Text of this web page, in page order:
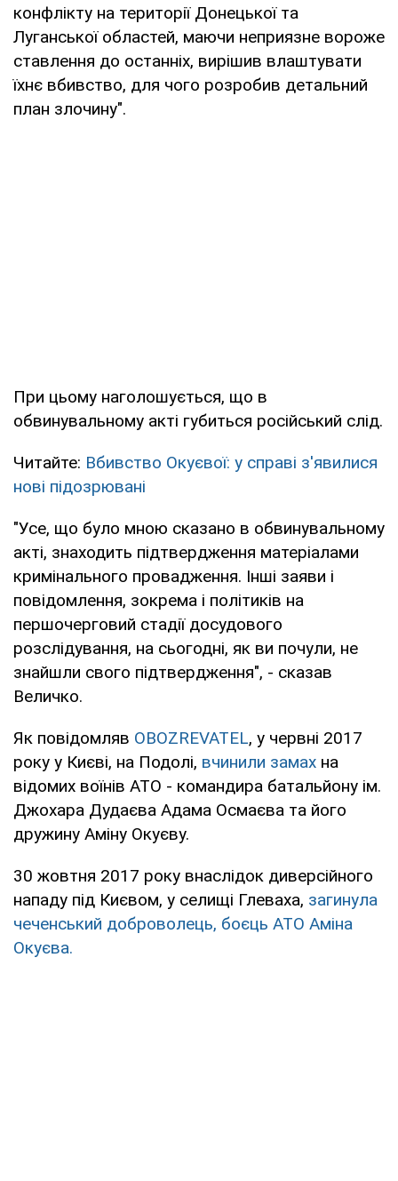
конфлікту на території Донецької та
Луганської областей, маючи неприязне вороже
ставлення до останніх, вирішив влаштувати
їхнє вбивство, для чого розробив детальний
план злочину".
При цьому наголошується, що в
обвинувальному акті губиться російський слід.
Читайте: Вбивство Окуєвої: у справі з'явилися
нові підозрювані
"Усе, що було мною сказано в обвинувальному
акті, знаходить підтвердження матеріалами
кримінального провадження. Інші заяви і
повідомлення, зокрема і політиків на
першочерговий стадії досудового
розслідування, на сьогодні, як ви почули, не
знайшли свого підтвердження", - сказав
Величко.
Як повідомляв OBOZREVATEL, у червні 2017
року у Києві, на Подолі, вчинили замах на
відомих воїнів АТО - командира батальйону ім.
Джохара Дудаєва Адама Осмаєва та його
дружину Аміну Окуєву.
30 жовтня 2017 року внаслідок диверсійного
нападу під Києвом, у селищі Глеваха, загинула
чеченський доброволець, боєць АТО Аміна
Окуєва.